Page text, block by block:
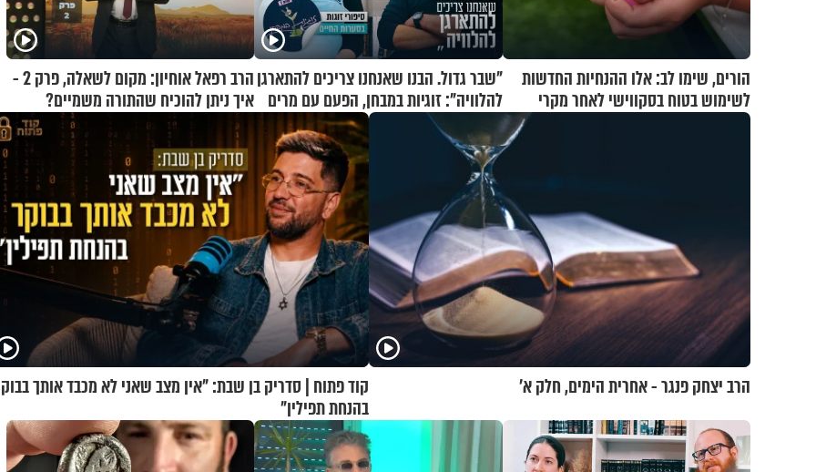
הורים, שימו לב: אלו ההנחיות החדשות
לשימוש בטוח בסקווישי לאחר מקרי
אשפוז
"שבר גדול. הבנו שאנחנו צריכים להתארגן
להלוויה": זוגיות במבחן, הפעם עם מרים
וגד דנינו
הרב רפאל אוחיון: מקום לשאלה, פרק 2 -
איך ניתן להוכיח שהתורה משמיים?
הרב יצחק פנגר - אחרית הימים, חלק א’
קוד פתוח | סדריק בן שבת: "אין מצב שאני לא מכבד אותך
בהנחת תפילין"